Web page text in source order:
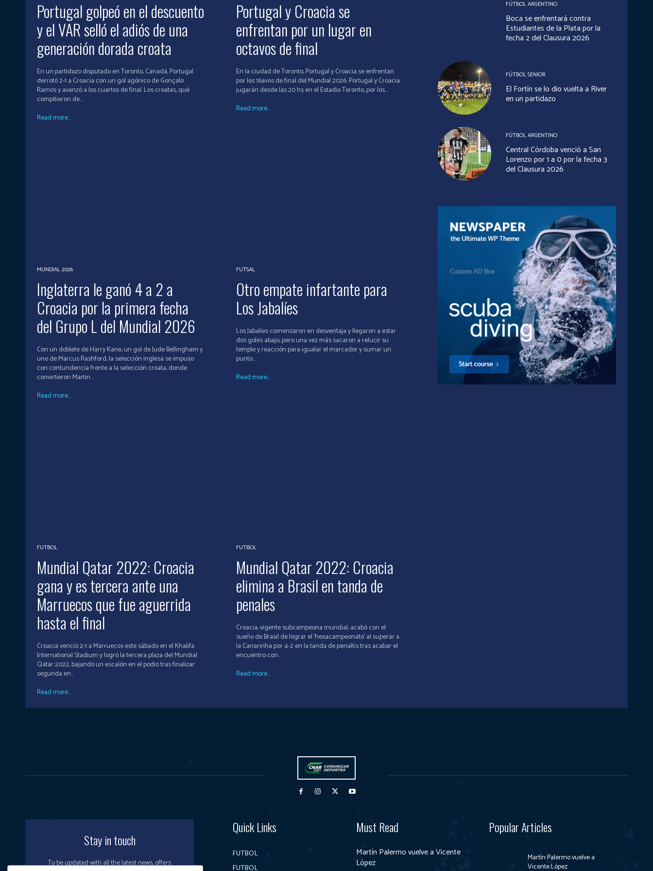
Portugal golpeó en el descuento
y el VAR selló el adiós de una
generación dorada croata
En un partidazo disputado en Toronto, Canadá, Portugal
derrotó 2-1 a Croacia con un gol agónico de Gonçalo
Ramos y avanzó a los cuartos de final. Los croatas, qué
compitieron de...
Read more...
Portugal y Croacia se
enfrentan por un lugar en
octavos de final
En la ciudad de Toronto, Portugal y Croacia se enfrentan
por los 16avos de final del Mundial 2026. Portugal y Croacia
jugarán desde las 20 hs en el Estadio Toronto, por los...
Read more...
MUNDIAL 2026
Inglaterra le ganó 4 a 2 a
Croacia por la primera fecha
del Grupo L del Mundial 2026
Con un doblete de Harry Kane, un gol de Jude Bellingham y
uno de Marcus Rashford, la selección inglesa se impuso
con contundencia frente a la selección croata, donde
convirtieron Martin...
Read more...
FUTSAL
Otro empate infartante para
Los Jabalíes
Los Jabalíes comenzaron en desventaja y llegaron a estar
dos goles abajo, pero una vez más sacaron a relucir su
temple y reacción para igualar el marcador y sumar un
punto...
Read more...
FUTBOL
Mundial Qatar 2022: Croacia
gana y es tercera ante una
Marruecos que fue aguerrida
hasta el final
Croacia venció 2-1 a Marruecos este sábado en el Khalifa
International Stadium y logró la tercera plaza del Mundial
Qatar 2022, bajando un escalón en el podio tras finalizar
segunda en...
Read more...
FUTBOL
Mundial Qatar 2022: Croacia
elimina a Brasil en tanda de
penales
Croacia, vigente subcampeona mundial, acabó con el
sueño de Brasil de lograr el 'hexacampeonato' al superar a
la Canarinha por 4-2 en la tanda de penaltis tras acabar el
encuentro con...
Read more...
FÚTBOL ARGENTINO
Boca se enfrentará contra
Estudiantes de la Plata por la
fecha 2 del Clausura 2026
FÚTBOL SENIOR
El Fortín se lo dio vuelta a River
en un partidazo
FÚTBOL ARGENTINO
Central Córdoba venció a San
Lorenzo por 1 a 0 por la fecha 3
del Clausura 2026
Stay in touch
To be updated with all the latest news, offers
Quick Links
FUTBOL
FUTBOL
Must Read
Martín Palermo vuelve a Vicente
López
Popular Articles
Martín Palermo vuelve a
Vicente López